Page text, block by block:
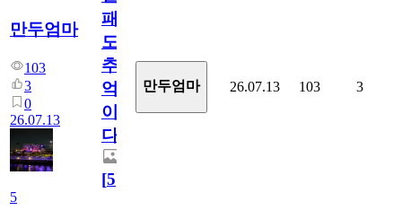
만두엄마
103
3
0
26.07.13
5
패
도
추
억
이
다.
[5]
만두엄마 26.07.13 103 3